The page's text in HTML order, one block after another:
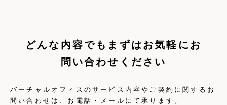
どんな内容でもまずはお気軽にお
問い合わせください
バーチャルオフィスのサービス内容やご契約に関するお
問い合わせは、お電話・メールにて承ります。